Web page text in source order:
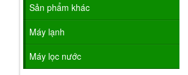
Sản phẩm khác
Máy lạnh
Máy lọc nước